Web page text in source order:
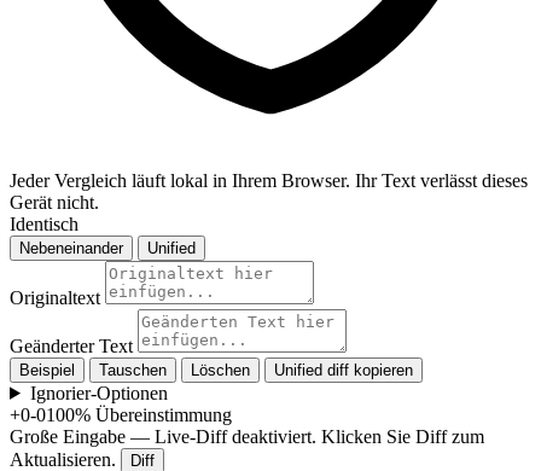
Jeder Vergleich läuft lokal in Ihrem Browser. Ihr Text verlässt dieses
Gerät nicht.
Identisch
Nebeneinander Unified
Originaltext
Geänderter Text
Beispiel Tauschen Löschen Unified diff kopieren
Ignorier-Optionen
+0-0100% Übereinstimmung
Große Eingabe — Live-Diff deaktiviert. Klicken Sie Diff zum
Aktualisieren.
Diff